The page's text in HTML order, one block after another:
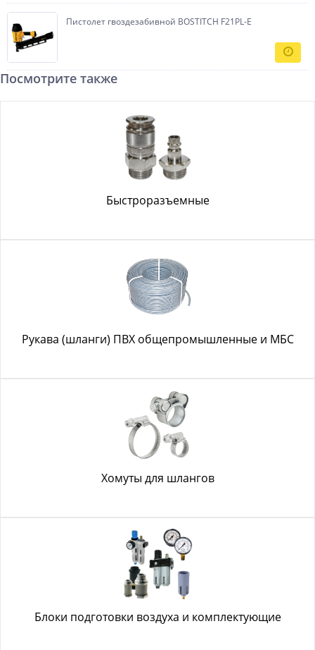
Пистолет гвоздезабивной BOSTITCH F21PL-E
Посмотрите также
Быстроразъемные
Рукава (шланги) ПВХ общепромышленные и МБС
Хомуты для шлангов
Блоки подготовки воздуха и комплектующие